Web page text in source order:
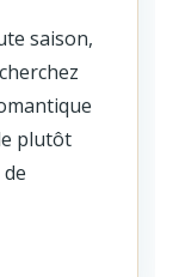
saison,
plutôt